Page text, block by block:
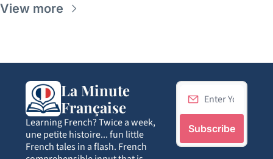
View more
La Minute
Française
Learning French? Twice a week,
une petite histoire... fun little
French tales in a flash. French
Subscribe